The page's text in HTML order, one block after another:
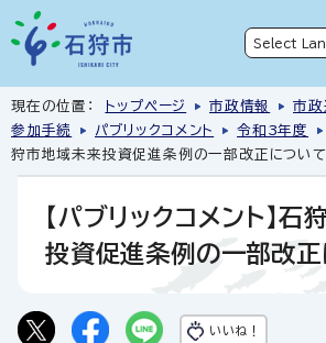
現在の位置： トップページ 市政情報 市政
参加手続
パブリックコメント 令和3年度
狩市地域未来投資促進条例の一部改正について
【パブリックコメント】
投資促進条例の一部改正
いいね！